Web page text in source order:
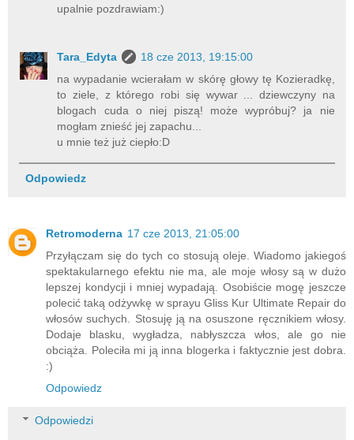
upalnie pozdrawiam:)
Tara_Edyta
18 cze 2013, 19:15:00
na wypadanie wcierałam w skórę głowy tę Kozieradkę,
to ziele, z którego robi się wywar ... dziewczyny na
blogach cuda o niej piszą! może wypróbuj? ja nie
mogłam znieść jej zapachu...
u mnie też już ciepło:D
Odpowiedz
Retromoderna 17 cze 2013, 21:05:00
Przyłączam się do tych co stosują oleje. Wiadomo jakiegoś
spektakularnego efektu nie ma, ale moje włosy są w dużo
lepszej kondycji i mniej wypadają. Osobiście mogę jeszcze
polecić taką odżywkę w sprayu Gliss Kur Ultimate Repair do
włosów suchych. Stosuję ją na osuszone ręcznikiem włosy.
Dodaje blasku, wygładza, nabłyszcza włos, ale go nie
obciąża. Poleciła mi ją inna blogerka i faktycznie jest dobra.
:)
Odpowiedz
Odpowiedzi